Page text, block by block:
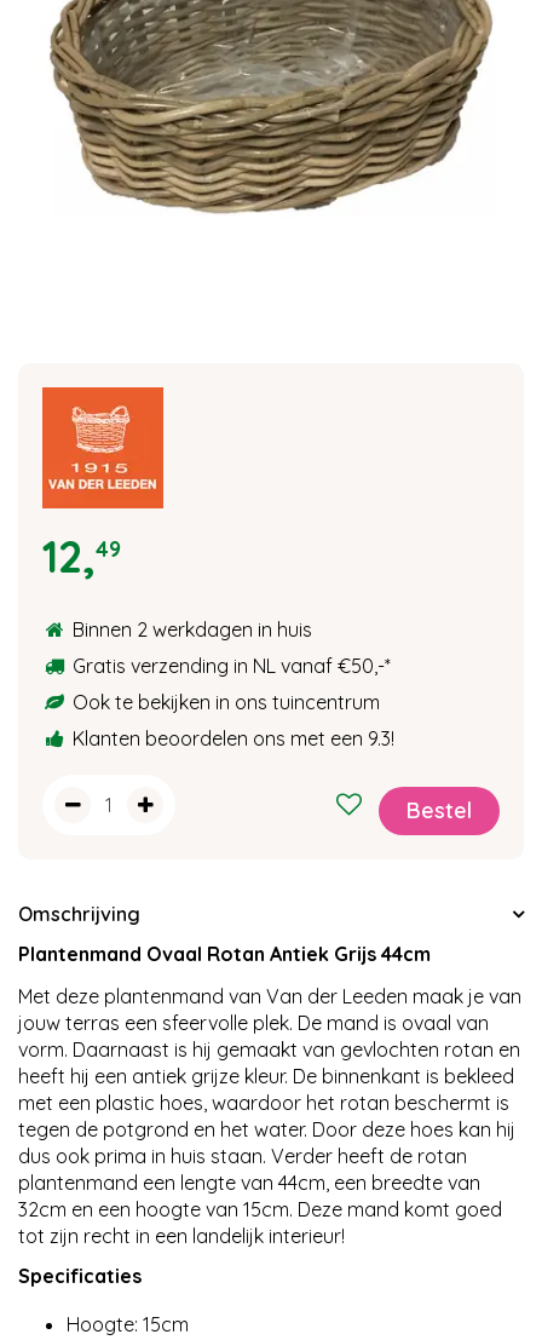
12,49
Binnen 2 werkdagen in huis
Gratis verzending in NL vanaf €50,-*
Ook te bekijken in ons tuincentrum
Klanten beoordelen ons met een 9.3!
Omschrijving
Plantenmand Ovaal Rotan Antiek Grijs 44cm
Met deze plantenmand van Van der Leeden maak je van
jouw terras een sfeervolle plek. De mand is ovaal van
vorm. Daarnaast is hij gemaakt van gevlochten rotan en
heeft hij een antiek grijze kleur. De binnenkant is bekleed
met een plastic hoes, waardoor het rotan beschermt is
tegen de potgrond en het water. Door deze hoes kan hij
dus ook prima in huis staan. Verder heeft de rotan
plantenmand een lengte van 44cm, een breedte van
32cm en een hoogte van 15cm. Deze mand komt goed
tot zijn recht in een landelijk interieur!
Specificaties
Hoogte: 15cm